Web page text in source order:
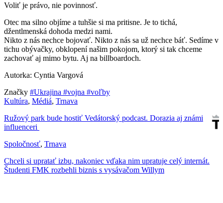
Voliť je právo, nie povinnosť.
Otec ma silno objíme a tuhšie si ma pritisne. Je to tichá,
džentlmenská dohoda medzi nami.
Nikto z nás nechce bojovať. Nikto z nás sa už nechce báť. Sedíme v
tichu obývačky, obklopení našim pokojom, ktorý si tak chceme
zachovať aj mimo bytu. Aj na billboardoch.
Autorka: Cyntia Vargová
Značky #Ukrajina #vojna #voľby
Kultúra, Médiá, Trnava
Ružový park bude hostiť Vedátorský podcast. Dorazia aj známi
influenceri
Spoločnosť, Trnava
Chceli si upratať izbu, nakoniec vďaka nim upratuje celý internát.
Študenti FMK rozbehli biznis s vysávačom Willym